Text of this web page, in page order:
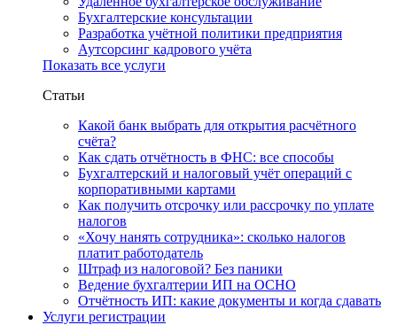
Бухгалтерские консультации
Разработка учётной политики предприятия
Аутсорсинг кадрового учёта
Показать все услуги
Статьи
Какой банк выбрать для открытия расчётного
счёта?
Как сдать отчётность в ФНС: все способы
Бухгалтерский и налоговый учёт операций с
корпоративными картами
Как получить отсрочку или рассрочку по уплате
налогов
«Хочу нанять сотрудника»: сколько налогов
платит работодатель
Штраф из налоговой? Без паники
Ведение бухгалтерии ИП на ОСНО
Отчётность ИП: какие документы и когда сдавать
Услуги регистрации